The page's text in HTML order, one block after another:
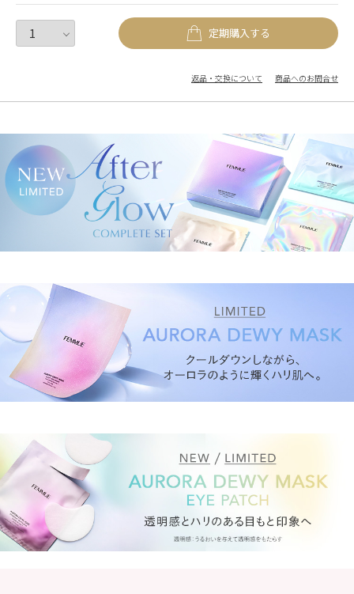
定期購入する
返品・交換について 商品へのお問合せ